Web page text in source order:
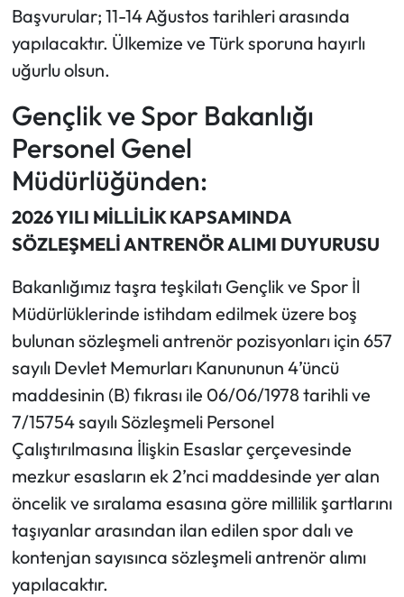
Başvurular; 11-14 Ağustos tarihleri arasında
yapılacaktır. Ülkemize ve Türk sporuna hayırlı
uğurlu olsun.
Gençlik ve Spor Bakanlığı
Personel Genel
Müdürlüğünden:
2026 YILI MİLLİLİK KAPSAMINDA
SÖZLEŞMELİ ANTRENÖR ALIMI DUYURUSU
Bakanlığımız taşra teşkilatı Gençlik ve Spor İl
Müdürlüklerinde istihdam edilmek üzere boş
bulunan sözleşmeli antrenör pozisyonları için 657
sayılı Devlet Memurları Kanununun 4’üncü
maddesinin (B) fıkrası ile 06/06/1978 tarihli ve
7/15754 sayılı Sözleşmeli Personel
Çalıştırılmasına İlişkin Esaslar çerçevesinde
mezkur esasların ek 2’nci maddesinde yer alan
öncelik ve sıralama esasına göre millilik şartlarını
taşıyanlar arasından ilan edilen spor dalı ve
kontenjan sayısınca sözleşmeli antrenör alımı
yapılacaktır.